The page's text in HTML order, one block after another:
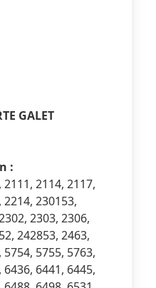
GALET
:
2114, 2117,
230153,
2303, 2306,
242853, 2463,
5755, 5763,
6441, 6445,